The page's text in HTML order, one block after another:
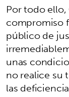
Por todo
compromiso
público de
unas
no realice su
las